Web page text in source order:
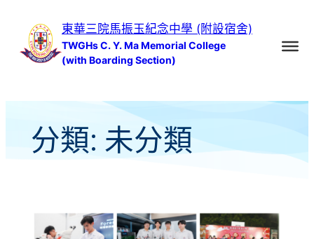
容
東華三院馬振玉紀念中學 (附設宿舍)
TWGHs C. Y. Ma Memorial College
(with Boarding Section)
分類: 未分類